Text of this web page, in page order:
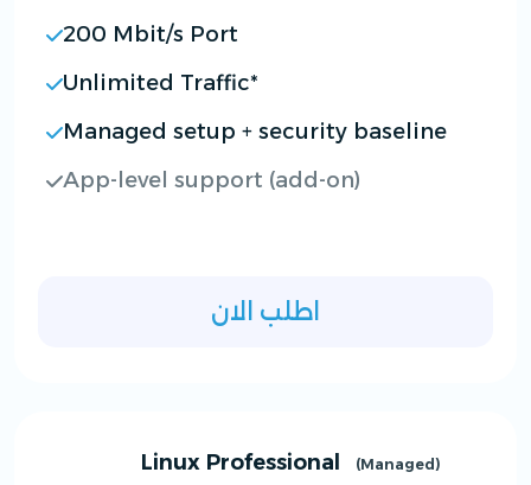
200 Mbit/s Port
Unlimited Traffic*
Managed setup + security baseline
App-level support (add-on)
اطلب الان
Linux Professional (Managed)